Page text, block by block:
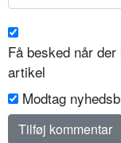
Få besked når
artikel
Modtag